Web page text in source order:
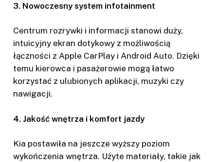
3. Nowoczesny system infotainment
Centrum rozrywki i informacji stanowi duży,
intuicyjny ekran dotykowy z możliwością
łączności z Apple CarPlay i Android Auto. Dzięki
temu kierowca i pasażerowie mogą łatwo
korzystać z ulubionych aplikacji, muzyki czy
nawigacji.
4. Jakość wnętrza i komfort jazdy
Kia postawiła na jeszcze wyższy poziom
wykończenia wnętrza. Użyte materiały, takie jak